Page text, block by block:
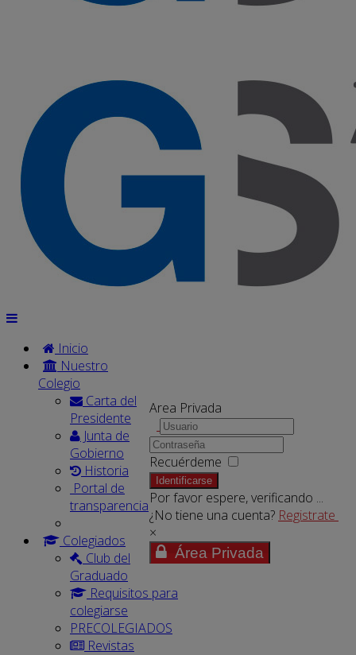
Area Privada
Recuérdeme
Identificarse
Por favor espere, verificando ...
¿No tiene una cuenta? Registrate
×
Área Privada
Inicio
Nuestro
Colegio
Carta del
Presidente
Junta de
Gobierno
Historia
Portal de
transparencia
Colegiados
Club del
Graduado
Requisitos para
colegiarse
PRECOLEGIADOS
Revistas